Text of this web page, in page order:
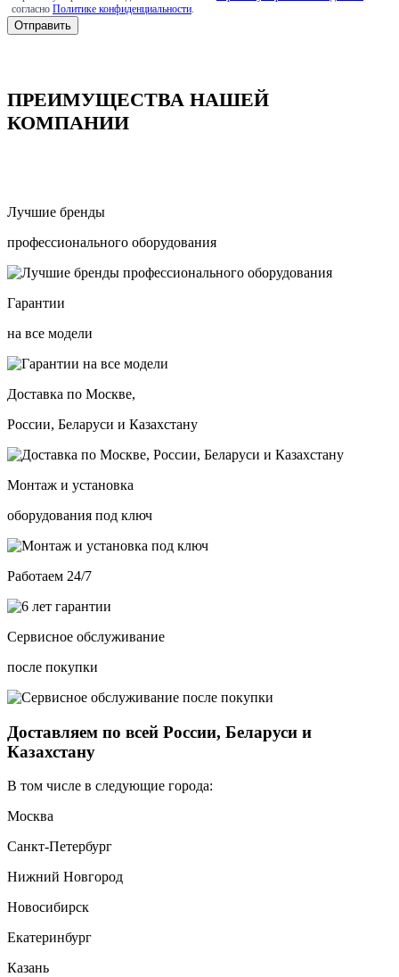
согласно Политике конфиденциальности
ПРЕИМУЩЕСТВА НАШЕЙ
КОМПАНИИ
Лучшие бренды
профессионального оборудования
Гарантии
на все модели
Доставка по Москве,
России, Беларуси и Казахстану
Монтаж и установка
оборудования под ключ
Работаем 24/7
Сервисное обслуживание
после покупки
Доставляем по всей России, Беларуси и
Казахстану
В том числе в следующие города:
Москва
Санкт-Петербург
Нижний Новгород
Новосибирск
Екатеринбург
Казань